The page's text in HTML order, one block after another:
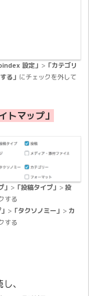
設定」 > 「カテゴリ
る」 にチェックを外して
トマップ」
」 > 「投稿タイプ」 >投
する
>「タクソノミー」 > カ
する
、